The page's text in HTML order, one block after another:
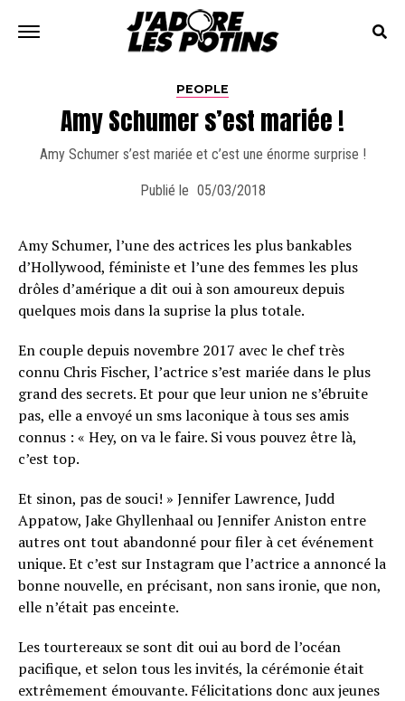
PEOPLE
Amy Schumer s’est mariée !
Amy Schumer s’est mariée et c’est une énorme surprise !
Publié le 05/03/2018
Amy Schumer, l’une des actrices les plus bankables
d’Hollywood, féministe et l’une des femmes les plus
drôles d’amérique a dit oui à son amoureux depuis
quelques mois dans la suprise la plus totale.
En couple depuis novembre 2017 avec le chef très
connu Chris Fischer, l’actrice s’est mariée dans le plus
grand des secrets. Et pour que leur union ne s’ébruite
pas, elle a envoyé un sms laconique à tous ses amis
connus : « Hey, on va le faire. Si vous pouvez être là,
c’est top.
Et sinon, pas de souci! » Jennifer Lawrence, Judd
Appatow, Jake Ghyllenhaal ou Jennifer Aniston entre
autres ont tout abandonné pour filer à cet événement
unique. Et c’est sur Instagram que l’actrice a annoncé la
bonne nouvelle, en précisant, non sans ironie, que non,
elle n’était pas enceinte.
Les tourtereaux se sont dit oui au bord de l’océan
pacifique, et selon tous les invités, la cérémonie était
extrêmement émouvante. Félicitations donc aux jeunes